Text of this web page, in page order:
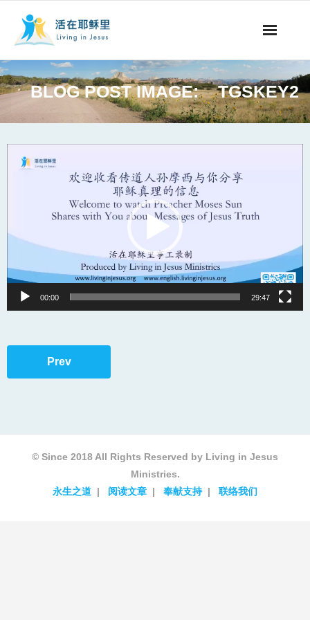
事工概要
阅读文章
永生之道
奉献支持
其他语言
BLOG POST IMAGE: TGSKEY2
Player
00:00 29:47
Prev
© Since 2018 All Rights Reserved by Living in Jesus
Ministries.
永生之道
阅读文章 奉献支持 联络我们